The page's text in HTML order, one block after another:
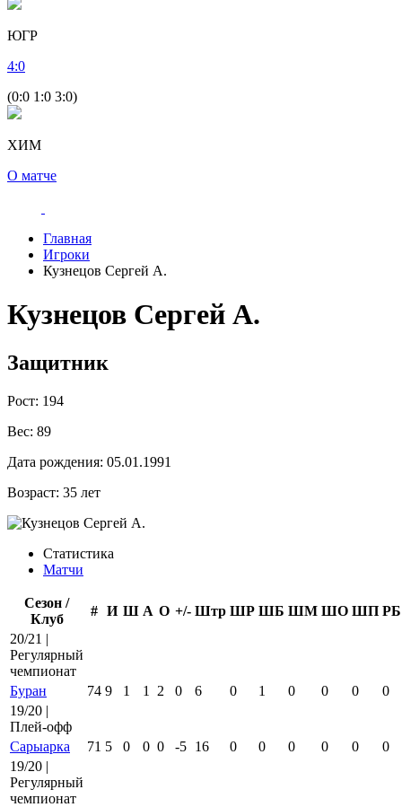
ЮГР
4:0
(0:0 1:0 3:0)
ХИМ
О матче
Главная
Игроки
Кузнецов Сергей А.
Кузнецов Сергей А.
Защитник
Рост: 194
Вес: 89
Дата рождения: 05.01.1991
Возраст: 35 лет
Статистика
Матчи
Сезон /
Клуб
# И Ш А О +/- Штр ШР ШБ ШМ ШО ШП РБ
20/21 |
Регулярный
чемпионат
Буран
74 9 1 1 2 0 6 0 1 0 0 0
0
19/20 |
Плей-офф
Сарыарка
71 5 0 0 0 -5 16 0 0 0 0 0
0
19/20 |
Регулярный
чемпионат